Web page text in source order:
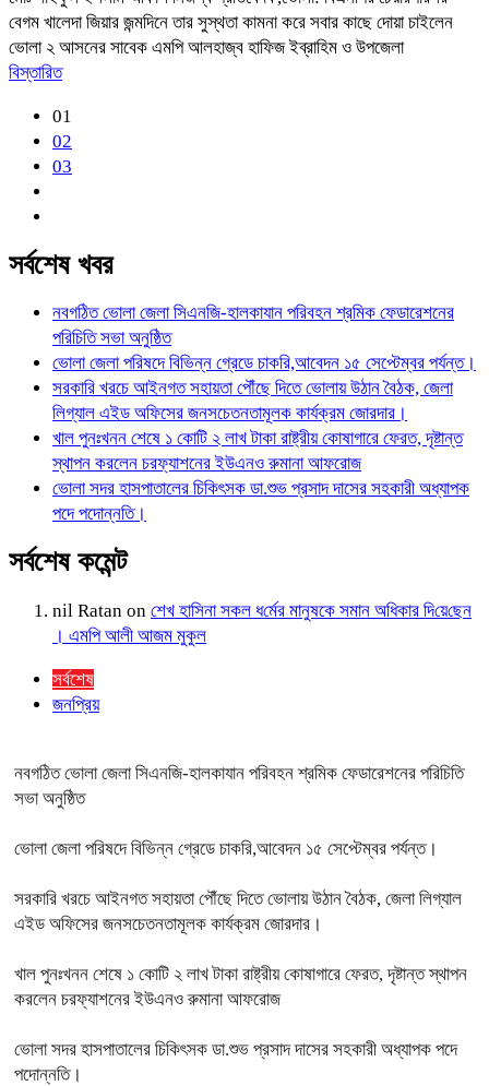
বেগম খালেদা জিয়ার জন্মদিনে তার সুস্থতা কামনা করে সবার কাছে দোয়া চাইলেন
ভোলা ২ আসনের সাবেক এমপি আলহাজ্ব হাফিজ ইব্রাহিম ও উপজেলা
বিস্তারিত
01
02
03
সর্বশেষ খবর
নবগঠিত ভোলা জেলা সিএনজি-হালকাযান পরিবহন শ্রমিক ফেডারেশনের
পরিচিতি সভা অনুষ্ঠিত
ভোলা জেলা পরিষদে বিভিন্ন গ্রেডে চাকরি,আবেদন ১৫ সেপ্টেম্বর পর্যন্ত।
সরকারি খরচে আইনগত সহায়তা পৌঁছে দিতে ভোলায় উঠান বৈঠক, জেলা
লিগ্যাল এইড অফিসের জনসচেতনতামূলক কার্যক্রম জোরদার।
খাল পুনঃখনন শেষে ১ কোটি ২ লাখ টাকা রাষ্ট্রীয় কোষাগারে ফেরত, দৃষ্টান্ত
স্থাপন করলেন চরফ্যাশনের ইউএনও রুমানা আফরোজ
ভোলা সদর হাসপাতালের চিকিৎসক ডা.শুভ প্রসাদ দাসের সহকারী অধ্যাপক
পদে পদোন্নতি।
সর্বশেষ কমেন্ট
nil Ratan on শেখ হা‌সিনা সকল ধ‌র্মের মানু‌ষকে সমান অ‌ধিকার দি‌য়ে‌ছেন
। এম‌পি আলী আজম মুকুল
সর্বশেষ
জনপ্রিয়
নবগঠিত ভোলা জেলা সিএনজি-হালকাযান পরিবহন শ্রমিক ফেডারেশনের পরিচিতি
সভা অনুষ্ঠিত
ভোলা জেলা পরিষদে বিভিন্ন গ্রেডে চাকরি,আবেদন ১৫ সেপ্টেম্বর পর্যন্ত।
সরকারি খরচে আইনগত সহায়তা পৌঁছে দিতে ভোলায় উঠান বৈঠক, জেলা লিগ্যাল
এইড অফিসের জনসচেতনতামূলক কার্যক্রম জোরদার।
খাল পুনঃখনন শেষে ১ কোটি ২ লাখ টাকা রাষ্ট্রীয় কোষাগারে ফেরত, দৃষ্টান্ত স্থাপন
করলেন চরফ্যাশনের ইউএনও রুমানা আফরোজ
ভোলা সদর হাসপাতালের চিকিৎসক ডা.শুভ প্রসাদ দাসের সহকারী অধ্যাপক পদে
পদোন্নতি।